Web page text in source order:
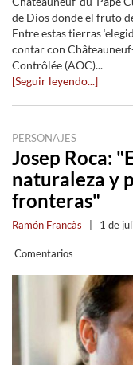
de Dios donde el fruto
Entre estas tierras
contar con
Contrôlée (AOC)...
[Seguir leyendo...]
PERSONAJES
Josep Roca:
naturaleza y
fronteras"
Ramón Francàs 1 de
Comentarios